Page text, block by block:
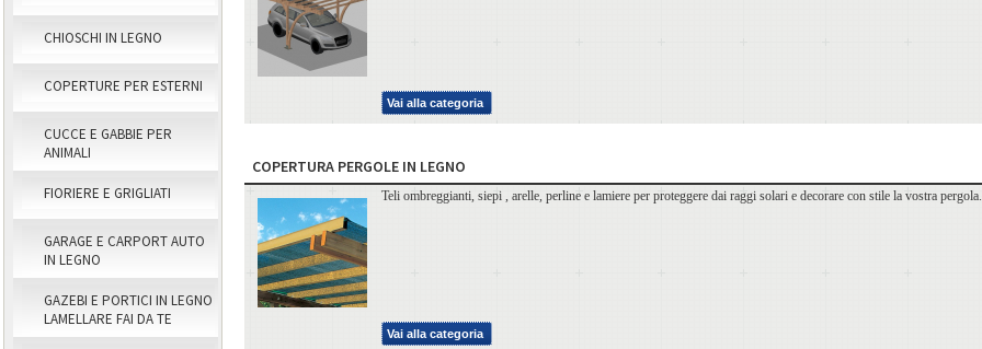
CHIOSCHI IN LEGNO
COPERTURE PER ESTERNI
CUCCE E GABBIE PER
ANIMALI
FIORIERE E GRIGLIATI
GARAGE E CARPORT AUTO
IN LEGNO
GAZEBI E PORTICI IN LEGNO
LAMELLARE FAI DA TE
Vai alla categoria
COPERTURA PERGOLE IN LEGNO
Teli ombreggianti, siepi , arelle, perline e lamiere per proteggere dai raggi solari e decorare con stile la vostra pergola...
Vai alla categoria